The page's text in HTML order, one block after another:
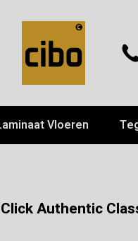
Vloeren
Authentic